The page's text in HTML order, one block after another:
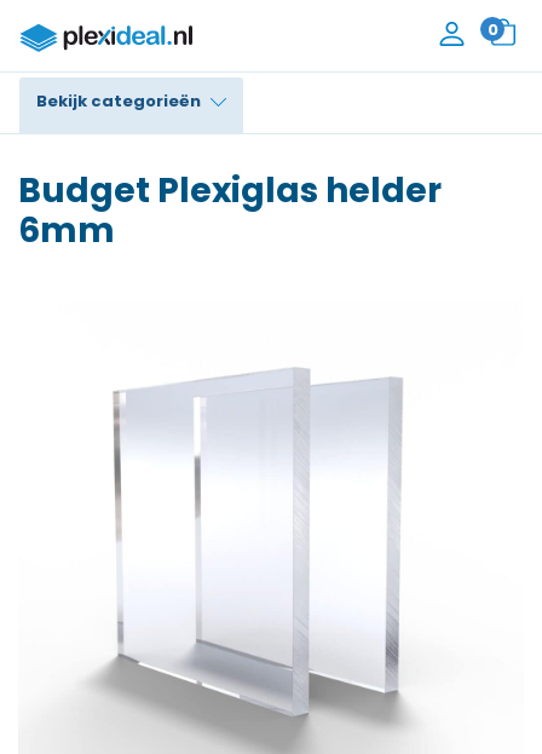
0
Bekijk categorieën
Polycarbonaat
PVC Schuim
Accessoires
Budget Plexiglas helder
6mm